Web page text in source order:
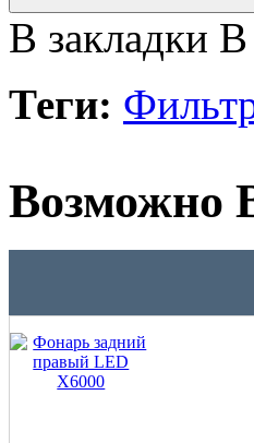
В закладки В
Теги:
Возможно